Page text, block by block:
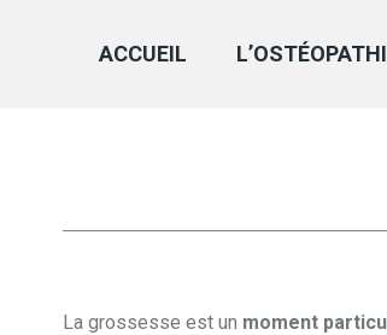
ACCUEIL
La grossesse est un moment